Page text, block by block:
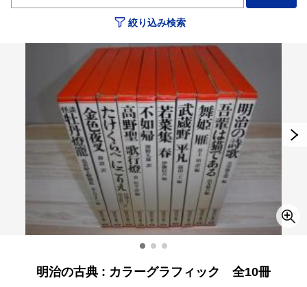
絞り込み検索
明治の古典 : カラーグラフィック 全10冊